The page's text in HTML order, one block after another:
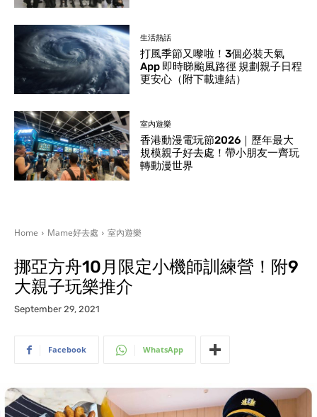
生活熱話
打風季節又嚟啦！3個必裝天氣
App 即時睇颱風路徑 規劃親子日程
更安心（附下載連結）
室內遊樂
香港動漫電玩節2026｜歷年最大
規模親子好去處！帶小朋友一齊玩
轉動漫世界